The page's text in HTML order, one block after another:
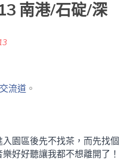
南港/石碇/深
流道 。
園區後先不找茶，而先找個
好好聽讓我都不想離開了！